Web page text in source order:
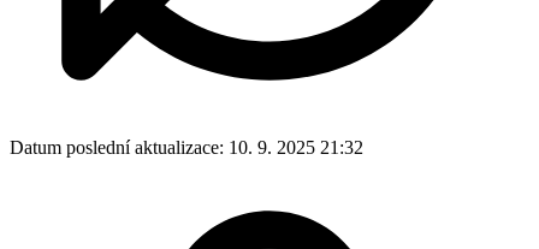
Datum poslední aktualizace: 10. 9. 2025 21:32